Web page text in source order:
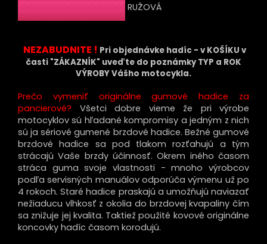
RUŽOVÁ
NEZABUDNITE ! Pri objednávke hadíc - v KOŠÍKU v
časti "ZÁKAZNÍK" uveďte do poznámky TYP a ROK
VÝROBY Vášho motocykla.
Prečo vymeniť originálne gumové hadice za
pancierové? Všetci dobre vieme že pri výrobe
motocyklov sú hľadané kompromisy a jedným z nich
sú ja sériové gumené brzdové hadice. Bežné gumové
brzdové hadice sa pod tlakom rozťahujú a tým
strácajú Vaše brzdy účinnosť. Okrem iného časom
stráca guma svoje vlastnosti - mnoho výrobcov
podľa servisných manuálov odporúča výmenu už po
4 rokoch. Staré hadice praskajú a umožňujú naviazať
nežiaducu vlhkosť z okolia do brzdovej kvapaliny čím
sa znižuje jej kvalita. Taktiež použité kovové originálne
koncovky hadíc časom korodujú.